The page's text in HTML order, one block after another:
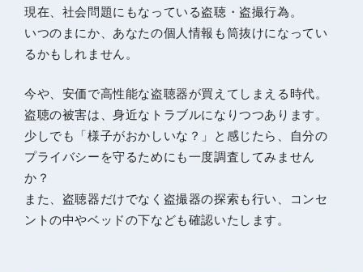
現在、社会問題にもなっている盗聴・盗撮行為。
いつのまにか、あなたの個人情報も筒抜けになってい
るかもしれません。
今や、安価で高性能な盗聴器が買えてしまえる時代。
盗聴の被害は、身近なトラブルになりつつあります。
少しでも「様子がおかしいな？」と感じたら、自分の
プライバシーを守るためにも一度調査してみません
か？
また、盗聴器だけでなく盗撮器の探索も行い、コンセ
ントの中やベッドの下なども確認いたします。